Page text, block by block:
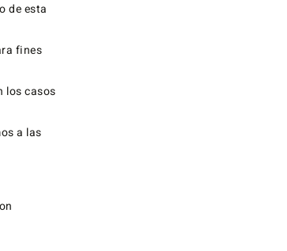
de esta
fines
los casos
a las